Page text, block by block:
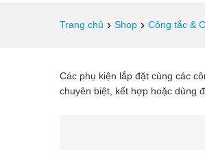
Trang chủ › Shop › Công tắc &
Các phụ kiện lắp đặt cùng các
chuyên biệt, kết hợp hoặc dùng